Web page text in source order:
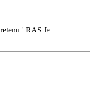
! RAS Je